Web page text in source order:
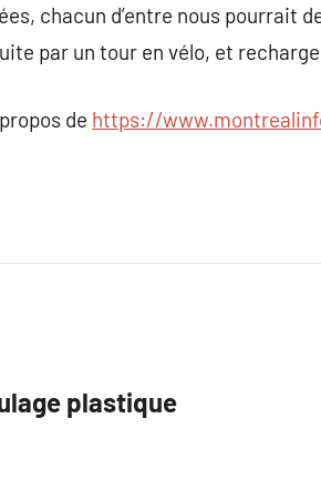
chacun d’entre nous pourrait
par un tour en vélo, et
de https://
plastique